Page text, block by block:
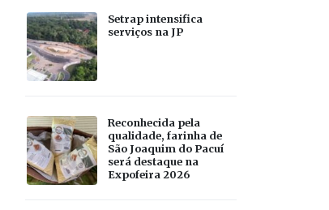
Setrap intensifica
serviços na JP
Reconhecida pela
qualidade, farinha de
São Joaquim do Pacuí
será destaque na
Expofeira 2026